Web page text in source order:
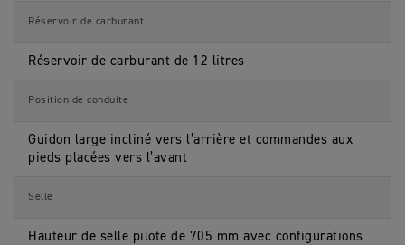
Réservoir de carburant
Réservoir de carburant de 12 litres
Position de conduite
Guidon large incliné vers l’arrière et commandes aux
pieds placées vers l’avant
Selle
Hauteur de selle pilote de 705 mm avec configurations